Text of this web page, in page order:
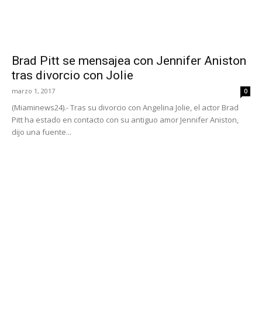
Brad Pitt se mensajea con Jennifer Aniston
tras divorcio con Jolie
marzo 1, 2017 0
(Miaminews24).- Tras su divorcio con Angelina Jolie, el actor Brad
Pitt ha estado en contacto con su antiguo amor Jennifer Aniston,
dijo una fuente...